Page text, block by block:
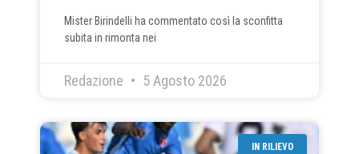
Mister Birindelli ha commentato così la sconfitta
subita in rimonta nei
Redazione 5 Agosto 2026
IN RILIEVO